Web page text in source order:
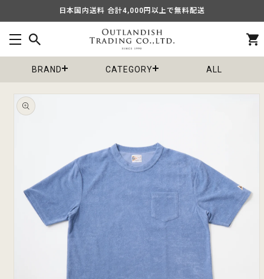
進む
日本国内送料 合計4,000円以上で無料配送
カ
ー
BRAND
CATEGORY ALL
商品情
報にス
キップ